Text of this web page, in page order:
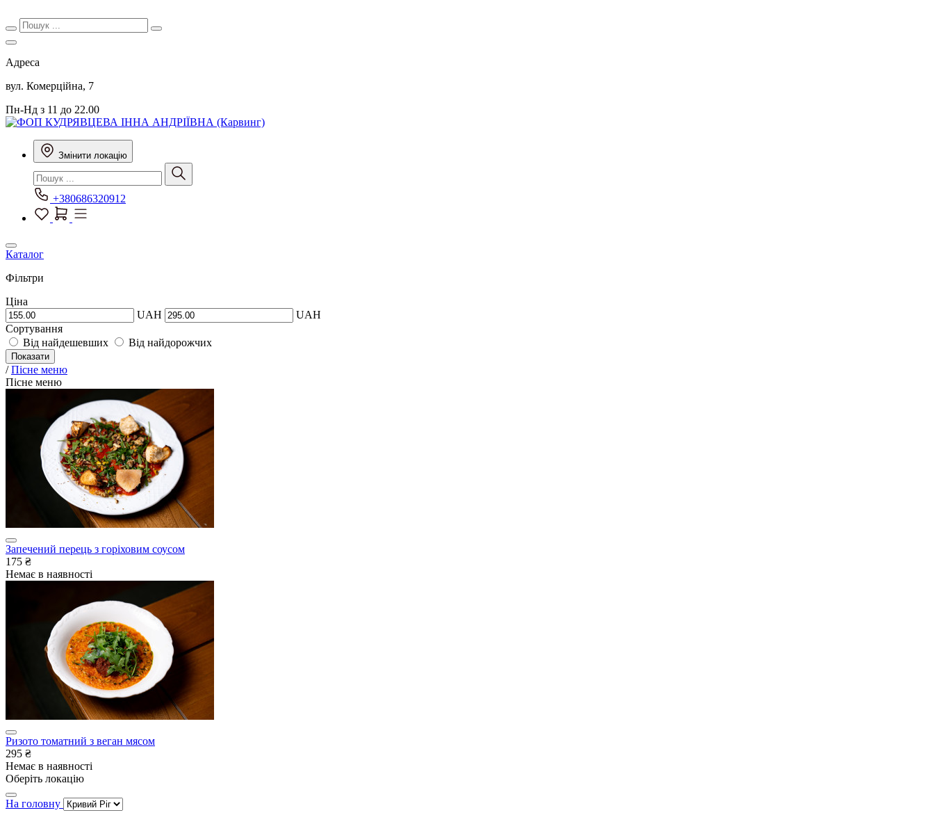
Адреса
вул. Комерційна, 7
Пн-Нд з 11 до 22.00
Змінити локацію
+380686320912
Каталог
Фільтри
Ціна
UAH
UAH
Сортування
Від найдешевших
Від найдорожчих
Показати
/ Пісне меню
Пісне меню
Запечений перець з горіховим соусом
175 ₴
Немає в наявності
Ризото томатний з веган мясом
295 ₴
Немає в наявності
Оберіть локацію
На головну